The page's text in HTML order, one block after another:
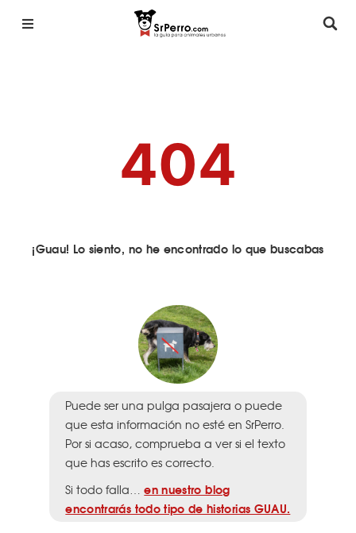
404
¡Guau! Lo siento, no he encontrado lo que buscabas
Puede ser una pulga pasajera o puede
que esta información no esté en SrPerro.
Por si acaso, comprueba a ver si el texto
que has escrito es correcto.
Si todo falla…en nuestro blog
encontrarás todo tipo de historias GUAU.